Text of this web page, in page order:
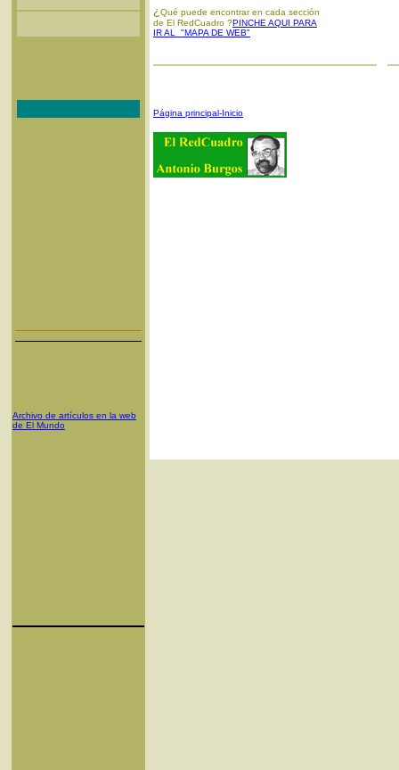
Archivo de artículos en la web
de El Mundo
¿ Qué puede encontrar en cada sección
de El RedCuadro ?PINCHE AQUI PARA
IR AL "MAPA DE WEB"
Página principal-Inicio